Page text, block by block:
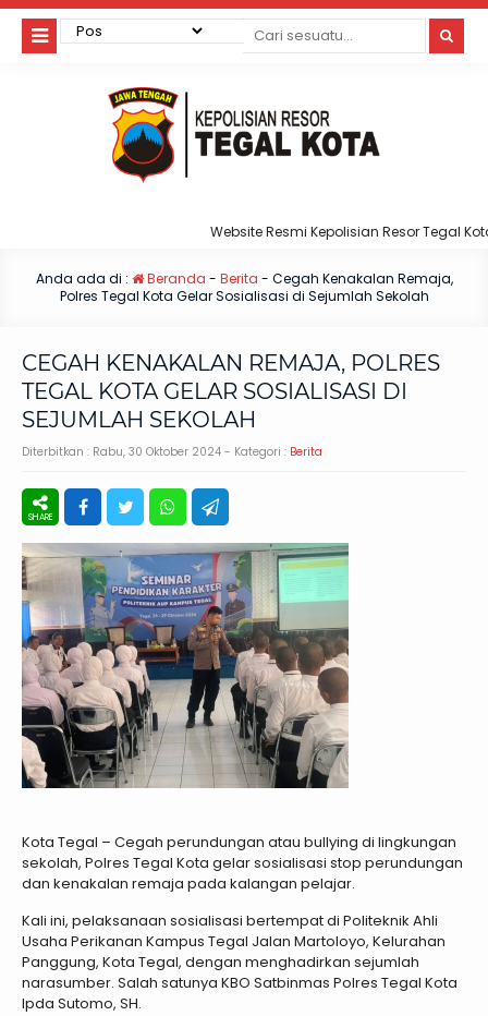
Website Resmi Kepolisian Resor Tegal Kota
Anda ada di : Beranda - Berita - Cegah Kenakalan Remaja,
Polres Tegal Kota Gelar Sosialisasi di Sejumlah Sekolah
CEGAH KENAKALAN REMAJA, POLRES
TEGAL KOTA GELAR SOSIALISASI DI
SEJUMLAH SEKOLAH
Diterbitkan : Rabu, 30 Oktober 2024 - Kategori : Berita
Kota Tegal – Cegah perundungan atau bullying di lingkungan
sekolah, Polres Tegal Kota gelar sosialisasi stop perundungan
dan kenakalan remaja pada kalangan pelajar.
Kali ini, pelaksanaan sosialisasi bertempat di Politeknik Ahli
Usaha Perikanan Kampus Tegal Jalan Martoloyo, Kelurahan
Panggung, Kota Tegal, dengan menghadirkan sejumlah
narasumber. Salah satunya KBO Satbinmas Polres Tegal Kota
Ipda Sutomo, SH.